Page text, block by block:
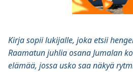
Kirja sopii lukijalle, joka etsii
Raamatun juhlia osana Jumalan
elämää, jossa usko saa näkyä